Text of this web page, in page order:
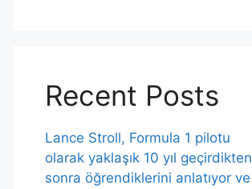
Recent Posts
Lance Stroll, Formula 1 pilotu
olarak yaklaşık 10 yıl geçirdikten
sonra öğrendiklerini anlatıyor ve